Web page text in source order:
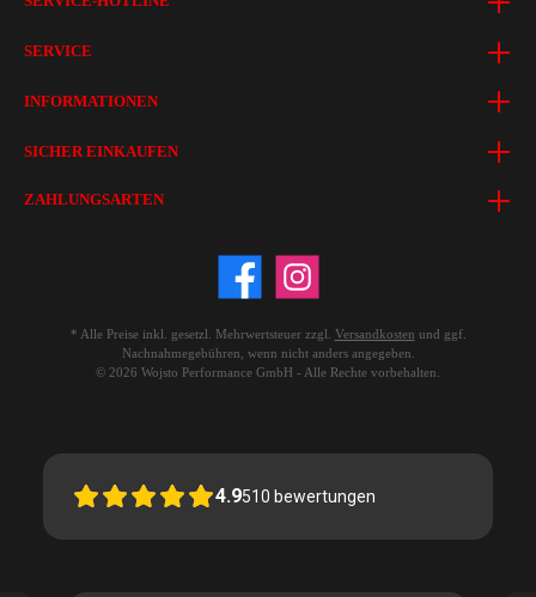
SERVICE
INFORMATIONEN
SICHER EINKAUFEN
ZAHLUNGSARTEN
* Alle Preise inkl. gesetzl. Mehrwertsteuer zzgl. Versandkosten und ggf.
Nachnahmegebühren, wenn nicht anders angegeben.
© 2026 Wojsto Performance GmbH - Alle Rechte vorbehalten.
4.9510 bewertungen